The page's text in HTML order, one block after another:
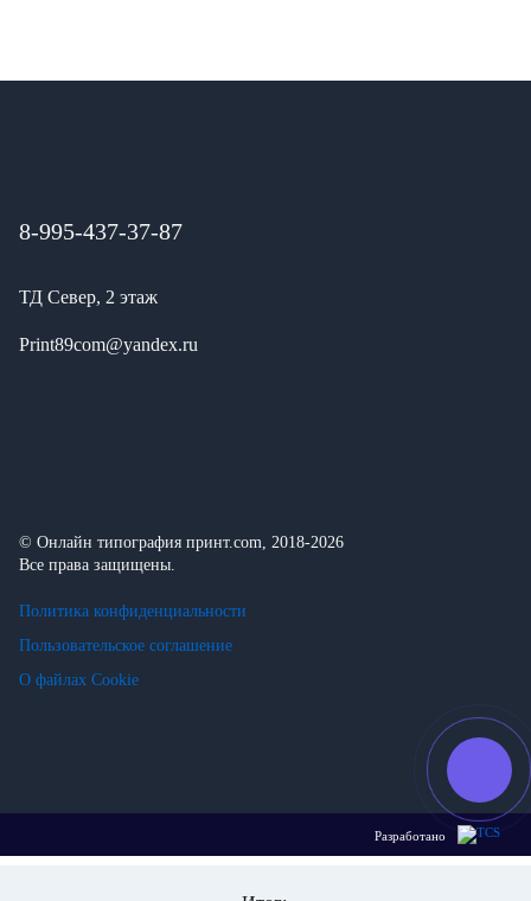
8-995-437-37-87
ТД Север, 2 этаж
Print89com@yandex.ru
© Онлайн типография принт.com, 2018-2026
Все права защищены.
Политика конфиденциальности
Пользовательское соглашение
О файлах Cookie
Разработано